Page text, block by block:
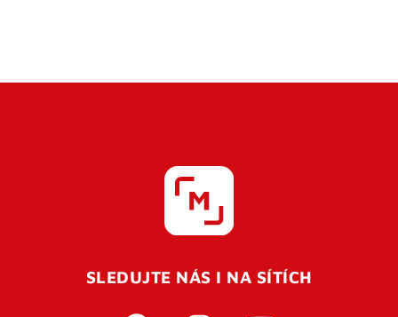
SLEDUJTE NÁS I NA SÍTÍCH